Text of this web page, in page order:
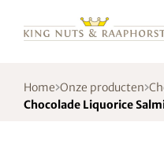
Home Onze producten
Chocolade Liquorice